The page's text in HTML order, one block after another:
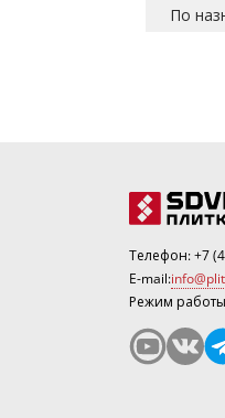
По
Телефон:+7
E-mail:
Режим